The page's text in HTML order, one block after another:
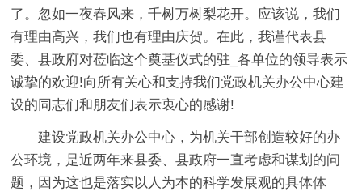
了。忽如一夜春风来，千树万树梨花开。应该说，我们
有理由高兴，我们也有理由庆贺。在此，我谨代表县
委、县政府对莅临这个奠基仪式的驻_各单位的领导表示
诚挚的欢迎!向所有关心和支持我们党政机关办公中心建
设的同志们和朋友们表示衷心的感谢!
建设党政机关办公中心，为机关干部创造较好的办
公环境，是近两年来县委、县政府一直考虑和谋划的问
题，因为这也是落实以人为本的科学发展观的具体体